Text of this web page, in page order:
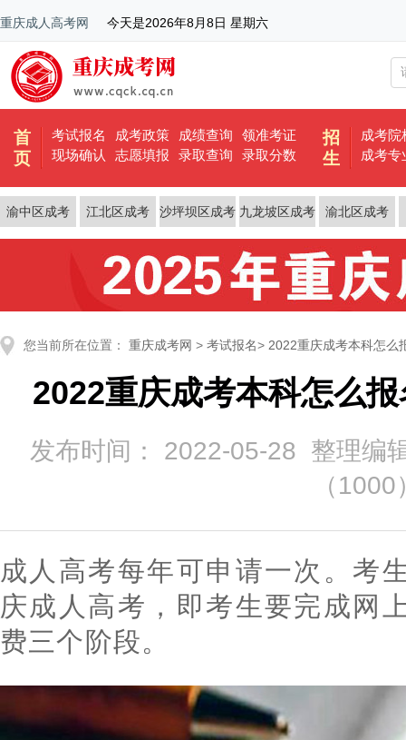
重庆成人高考网 今天是2026年8月8日 星期六
首
页
考试报名 成考政策 成绩查询
领准考证
现场确认
志愿填报 录取查询 录取分数
招
生
成考院
成考专
渝中区成考 江北区成考 沙坪坝区成考 九龙坡区成考 渝北区成考
您当前所在位置： 重庆成考网 > 考试报名> 2022重庆成考本科怎么
2022重庆成考本科怎么
发布时间： 2022-05-28 整理编
（1000
成人高考每年可申请一次。考
庆成人高考，即考生要完成网
费三个阶段。